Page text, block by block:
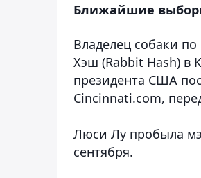
Ближайшие
Владелец собаки
Хэш (Rabbit Hash) в
президента США
Cincinnati.com,
Люси Лу пробыла
сентября.